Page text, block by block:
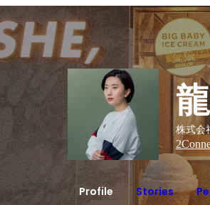
株式会
2
Profile Stories